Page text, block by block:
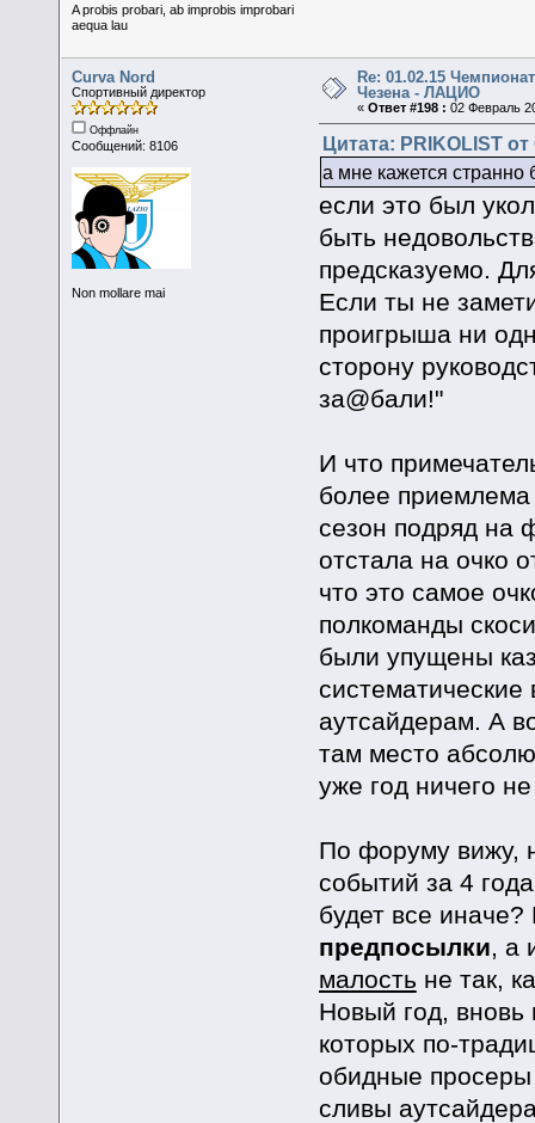
A probis probari, ab improbis improbari
aequa lau
Curva Nord
Спортивный директор
Оффлайн
Сообщений: 8106
Non mollare mai
Re: 01.02.15
Чезена - ЛАЦИО
«Ответ #198 : 02 Февраль
Цитата: PRIKOLIST
а мне кажется
если это был
быть
предсказуемо.
Если ты не
проигрыша ни
сторону
за@бали!"
И что
более приемлема
сезон подряд на
отстала на очко
что это самое
полкоманды
были упущены
аутсайдерам. А
там место
уже год ничего
По форуму вижу,
событий за 4
будет все
предпосылки, а
малость не так,
Новый год,
которых по-
обидные просеры
сливы